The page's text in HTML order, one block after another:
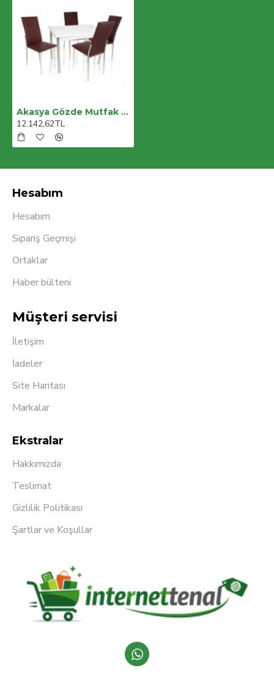
Akasya Gözde Mutfak Masa Takımı (Deri) - Kahve
12.142,62TL
Hesabım
Hesabım
Sipariş Geçmişi
Ortaklar
Haber bülteni
Müşteri servisi
İletişim
İadeler
Site Haritası
Markalar
Ekstralar
Hakkımızda
Teslimat
Gizlilik Politikası
Şartlar ve Koşullar